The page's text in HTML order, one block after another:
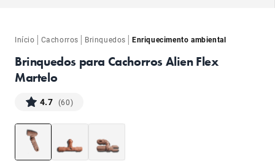
Início | Cachorros | Brinquedos |Enriquecimento ambiental
Brinquedos para Cachorros Alien Flex
Martelo
4.7 (60)